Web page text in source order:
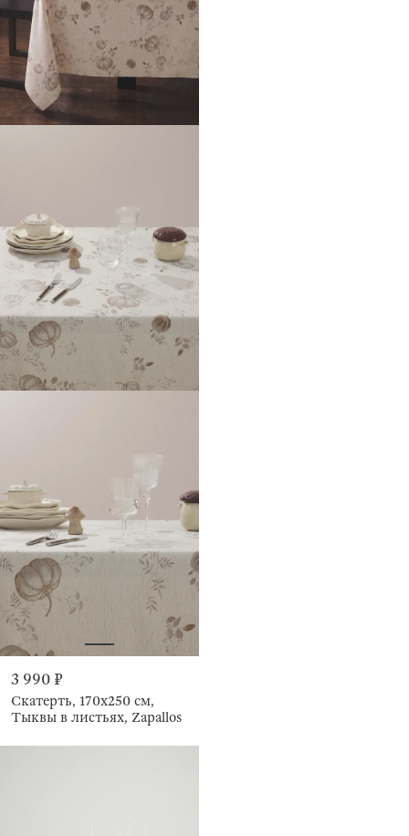
3 990 ₽
Скатерть, 170х250 см,
Тыквы в листьях, Zapallos